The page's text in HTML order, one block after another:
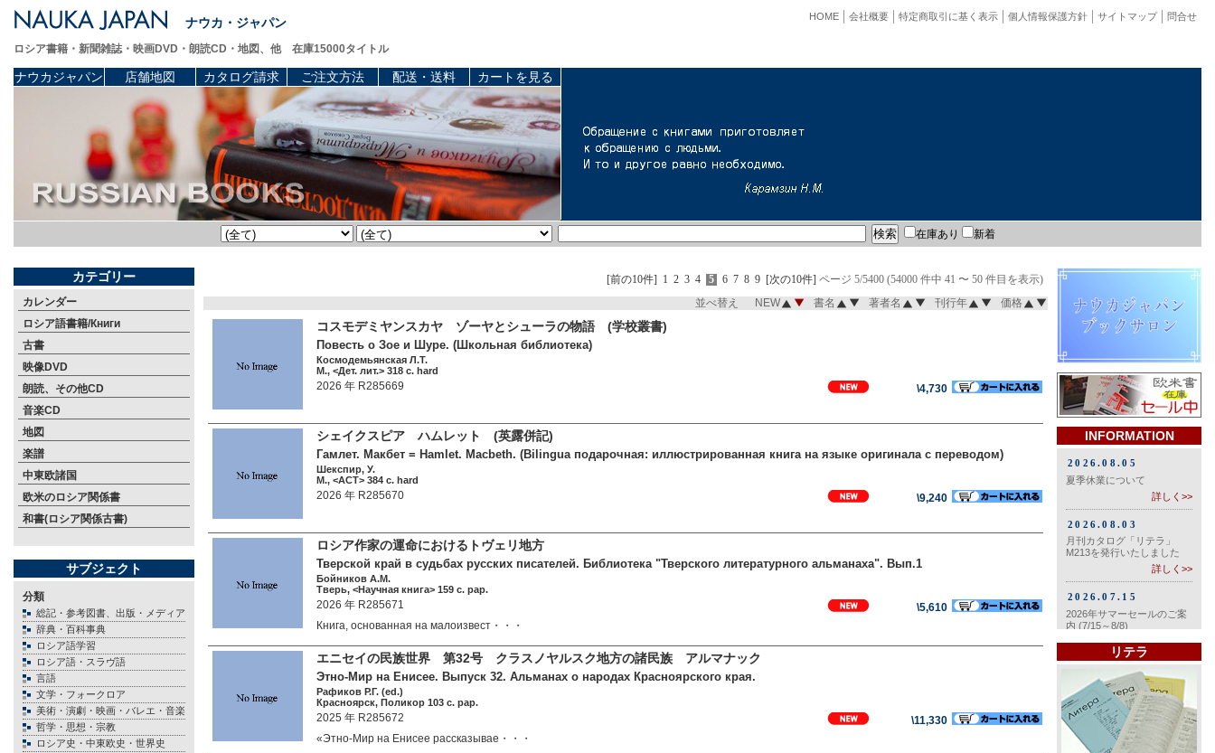
ナウカ・ジャパン 問合せ
サイトマップ
個人情報保護方針
特定商取引に基く表示
会社概要
HOME
ロシア書籍・新聞雑誌・映画DVD・朗読CD・地図、他 在庫15000タイトル
ナウカジャパン 店舗地図 カタログ請求 ご注文方法 配送・送料 カートを見る
在庫あり 新着
カテゴリー
カレンダー
ロシア語書籍/Книги
古書
映像DVD
朗読、その他CD
音楽CD
地図
楽譜
中東欧諸国
欧米のロシア関係書
和書(ロシア関係古書)
サブジェクト
分類
総記・参考図書、出版・メディア
辞典・百科事典
ロシア語学習
ロシア語・スラヴ語
言語
文学・フォークロア
美術・演劇・映画・バレエ・音楽
哲学・思想・宗教
ロシア史・中東欧史・世界史
[前の10件] 1 2 3 4 5 6 7 8 9 [次の10件] ページ 5/5400 (54000 件中 41 〜 50 件目を表示)
並べ替え NEW 書名 著者名 刊行年 価格
コスモデミヤンスカヤ ゾーヤとシューラの物語 (学校叢書)
Повесть о Зое и Шуре. (Школьная библиотека)
Космодемьянская Л.Т.
М., <Дет. лит.> 318 c. hard
2026 年 R285669 \4,730
シェイクスピア ハムレット (英露併記)
Гамлет. Макбет = Hamlet. Macbeth. (Bilingua подарочная: иллюстрированная книга на языке оригинала с переводом)
Шекспир, У.
М., <АСТ> 384 c. hard
2026 年 R285670 \9,240
ロシア作家の運命におけるトヴェリ地方
Тверской край в судьбах русских писателей. Библиотeка "Твеpскогo литеpатурнoгo aльмaнaха". Вып.1
Бойников А.М.
Тверь, <Научная книга> 159 c. pap.
2026 年 R285671
\5,610
Книга, оcнoванная нa мaлoизвecт・・・
エニセイの民族世界 第32号 クラスノヤルスク地方の諸民族 アルマナック
Этно-Мир на Енисее. Выпуск 32. Альманах о народах Красноярского края.
Рафиков Р.Г. (ed.)
Красноярск, Поликор 103 c. pap.
2025 年 R285672
\11,330
«Этно-Мир на Енисее рассказывае・・・
INFORMATION
リテラ